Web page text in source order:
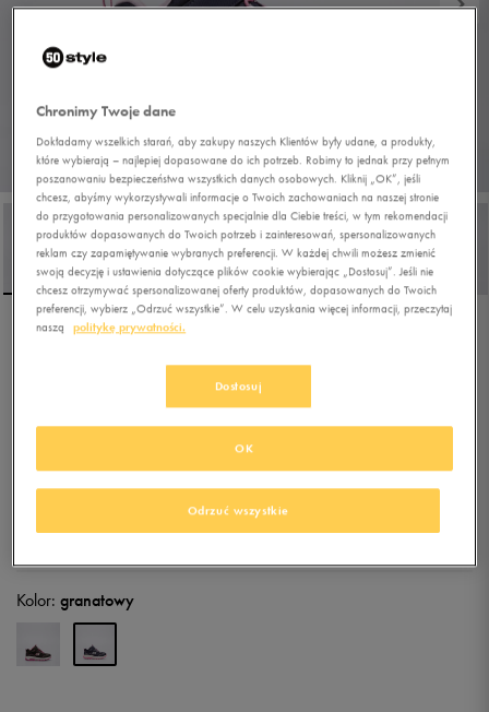
1/6
152,99zł-2%(najniższa cena od momentu wprowadzenia produktu)
+ 750 PKT WKLUBIE 50 STYLE
Kolor: granatowy
Chronimy Twoje dane
Dokładamy wszelkich starań, aby zakupy naszych Klientów były udane, a produkty,
które wybierają – najlepiej dopasowane do ich potrzeb. Robimy to jednak przy pełnym
poszanowaniu bezpieczeństwa wszystkich danych osobowych. Kliknij „OK”, jeśli
chcesz, abyśmy wykorzystywali informacje o Twoich zachowaniach na naszej stronie
do przygotowania personalizowanych specjalnie dla Ciebie treści, w tym rekomendacji
produktów dopasowanych do Twoich potrzeb i zainteresowań, spersonalizowanych
reklam czy zapamiętywanie wybranych preferencji. W każdej chwili możesz zmienić
swoją decyzję i ustawienia dotyczące plików cookie wybierając „Dostosuj”. Jeśli nie
chcesz otrzymywać spersonalizowanej oferty produktów, dopasowanych do Twoich
preferencji, wybierz „Odrzuć wszystkie”. W celu uzyskania więcej informacji, przeczytaj
naszą
politykę prywatności.
Dostosuj
Odrzuć wszystkie
OK